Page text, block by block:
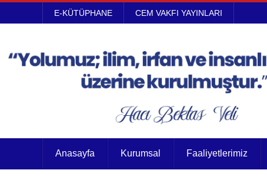
E-KÜTÜPHANE CEM VAKFI YAYINLARI
Anasayfa Kurumsal Faaliyetlerimiz